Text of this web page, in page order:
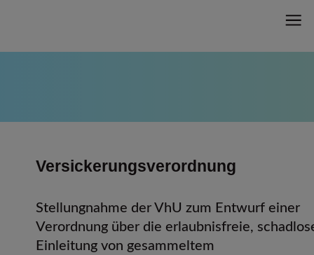
Versickerungsverordnung
Stellungnahme der VhU zum Entwurf einer
Verordnung über die erlaubnisfreie,
Einleitung von gesammeltem